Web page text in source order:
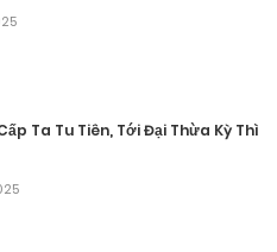
Ta Tu Tiên, Tới Đại Thừa Kỳ Thì